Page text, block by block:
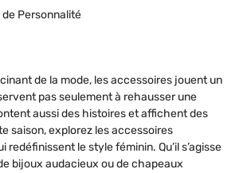
de Personnalité
de la mode, les accessoires jouent un
pas seulement à rehausser une
aussi des histoires et affichent des
saison, explorez les accessoires
redéfinissent le style féminin. Qu’il s’agisse
bijoux audacieux ou de chapeaux